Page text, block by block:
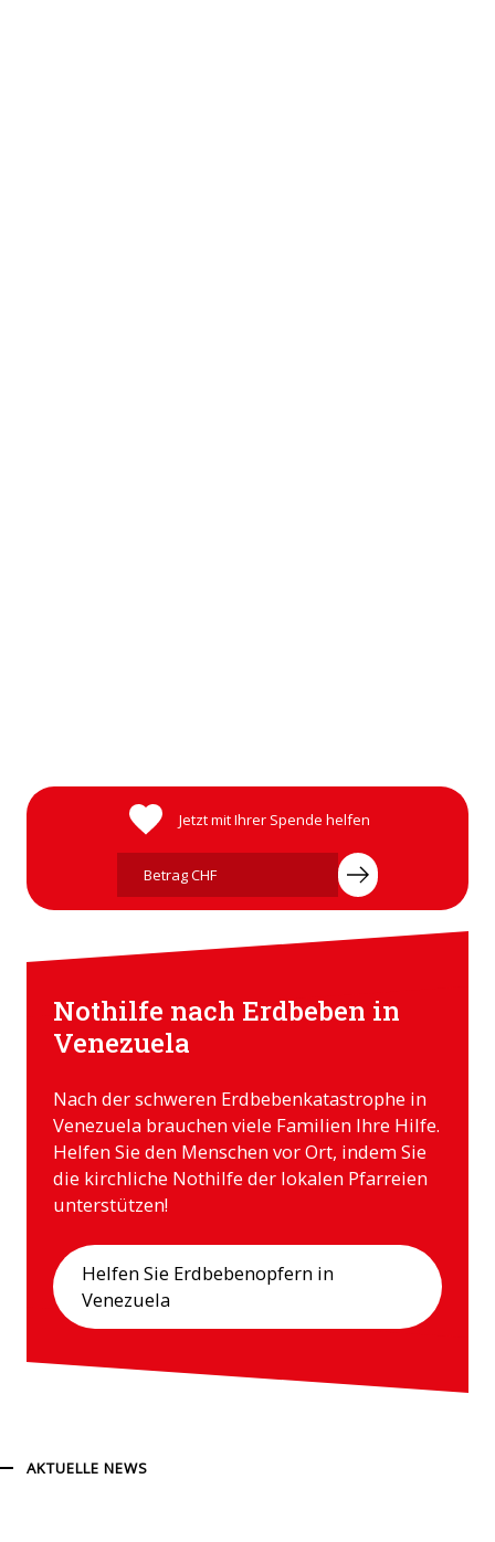
Hoffnung auf zwei Rädern
Jetzt mit Ihrer Spende helfen
Nothilfe nach Erdbeben in
Venezuela
Nach der schweren Erdbebenkatastrophe in
Venezuela brauchen viele Familien Ihre Hilfe.
Helfen Sie den Menschen vor Ort, indem Sie
die kirchliche Nothilfe der lokalen Pfarreien
unterstützen!
Helfen Sie Erdbebenopfern in
Venezuela
AKTUELLE NEWS